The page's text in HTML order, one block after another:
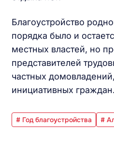
Благоустройство
порядка было и
местных властей, но
представителей
частных
инициативных граждан.
# Год благоустройства #